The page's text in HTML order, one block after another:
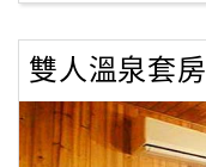
客
服
聯
單
雙人溫泉套房